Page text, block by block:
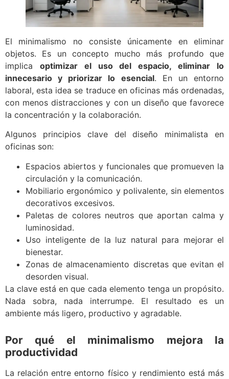
El minimalismo no consiste únicamente en eliminar
objetos. Es un concepto mucho más profundo que
implica optimizar el uso del espacio, eliminar lo
innecesario y priorizar lo esencial. En un entorno
laboral, esta idea se traduce en oficinas más ordenadas,
con menos distracciones y con un diseño que favorece
la concentración y la colaboración.
Algunos principios clave del diseño minimalista en
oficinas son:
Espacios abiertos y funcionales que promueven la
circulación y la comunicación.
Mobiliario ergonómico y polivalente, sin elementos
decorativos excesivos.
Paletas de colores neutros que aportan calma y
luminosidad.
Uso inteligente de la luz natural para mejorar el
bienestar.
Zonas de almacenamiento discretas que evitan el
desorden visual.
La clave está en que cada elemento tenga un propósito.
Nada sobra, nada interrumpe. El resultado es un
ambiente más ligero, productivo y agradable.
Por qué el minimalismo mejora la
productividad
La relación entre entorno físico y rendimiento está más